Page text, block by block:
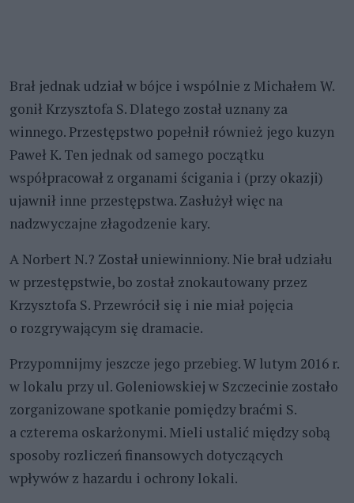
Brał jednak udział w bójce i wspólnie z Michałem W.
gonił Krzysztofa S. Dlatego został uznany za
winnego. Przestępstwo popełnił również jego kuzyn
Paweł K. Ten jednak od samego początku
współpracował z organami ścigania i (przy okazji)
ujawnił inne przestępstwa. Zasłużył więc na
nadzwyczajne złagodzenie kary.
A Norbert N.? Został uniewinniony. Nie brał udziału
w przestępstwie, bo został znokautowany przez
Krzysztofa S. Przewrócił się i nie miał pojęcia
o rozgrywającym się dramacie.
Przypomnijmy jeszcze jego przebieg. W lutym 2016 r.
w lokalu przy ul. Goleniowskiej w Szczecinie zostało
zorganizowane spotkanie pomiędzy braćmi S.
a czterema oskarżonymi. Mieli ustalić między sobą
sposoby rozliczeń finansowych dotyczących
wpływów z hazardu i ochrony lokali.